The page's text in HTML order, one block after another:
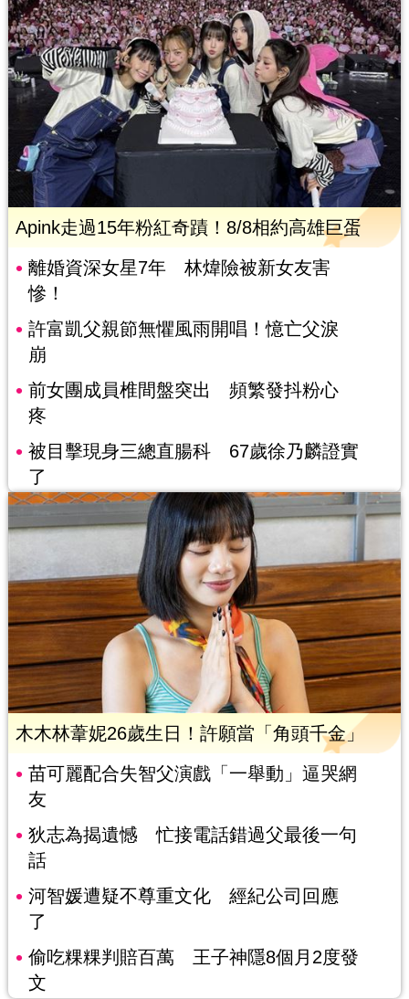
Apink走過15年粉紅奇蹟！8/8相約高雄巨蛋
離婚資深女星7年 林煒險被新女友害
慘！
許富凱父親節無懼風雨開唱！憶亡父淚
崩
前女團成員椎間盤突出 頻繁發抖粉心
疼
被目擊現身三總直腸科 67歲徐乃麟證實
了
木木林葦妮26歲生日！許願當「角頭千金」
苗可麗配合失智父演戲「一舉動」逼哭網
友
狄志為揭遺憾 忙接電話錯過父最後一句
話
河智媛遭疑不尊重文化 經紀公司回應
了
偷吃粿粿判賠百萬 王子神隱8個月2度發
文